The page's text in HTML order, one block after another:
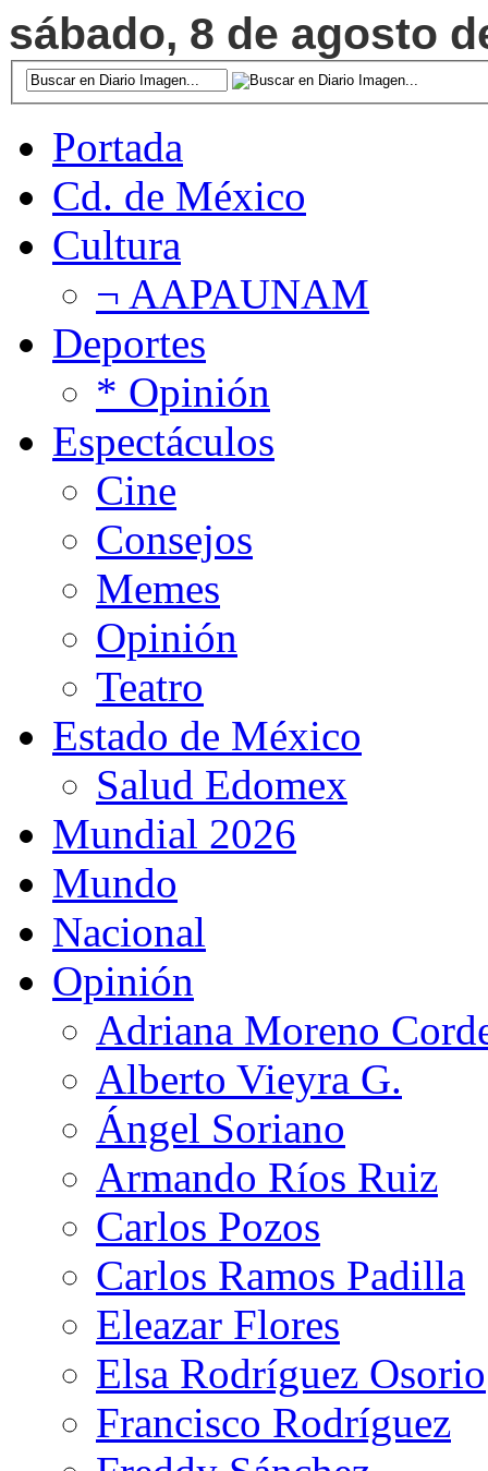
sábado, 8 de agosto
Portada
Cd. de México
Cultura
¬ AAPAUNAM
Deportes
* Opinión
Espectáculos
Cine
Consejos
Memes
Opinión
Teatro
Estado de México
Salud Edomex
Mundial 2026
Mundo
Nacional
Opinión
Adriana Moreno
Alberto Vieyra G.
Ángel Soriano
Armando Ríos Ruiz
Carlos Pozos
Carlos Ramos Padilla
Eleazar Flores
Elsa Rodríguez Osorio
Francisco Rodríguez